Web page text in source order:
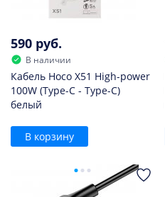
590 руб.
В наличии
Кабель Hoco X51 High-power
100W (Type-C - Type-C)
белый
В корзину